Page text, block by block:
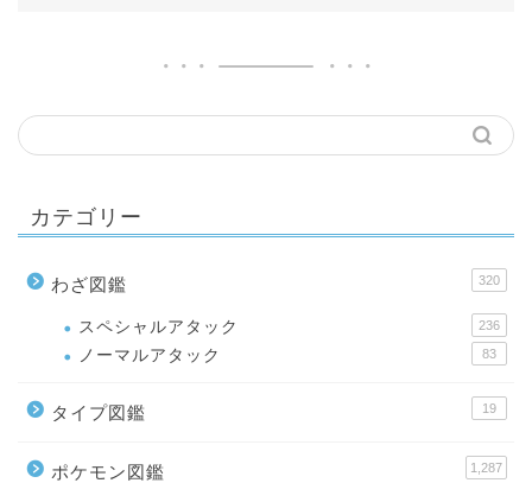
カテゴリー
わざ図鑑 320
スペシャルアタック 236
ノーマルアタック 83
タイプ図鑑 19
ポケモン図鑑 1,287